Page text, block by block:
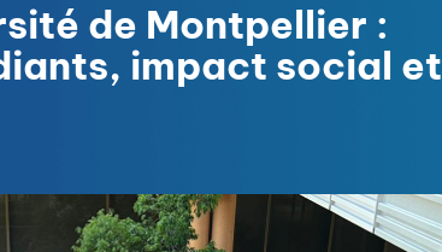
de Montpellier :
impact social et